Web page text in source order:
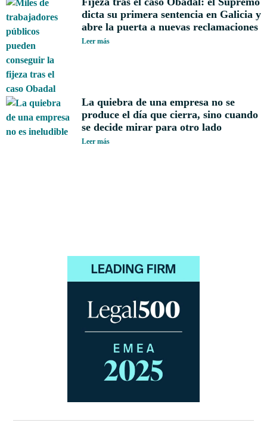
dicta su primera sentencia en Galicia y
abre la puerta a nuevas reclamaciones
Leer más
La quiebra de una empresa no se
produce el día que cierra, sino cuando
se decide mirar para otro lado
Leer más